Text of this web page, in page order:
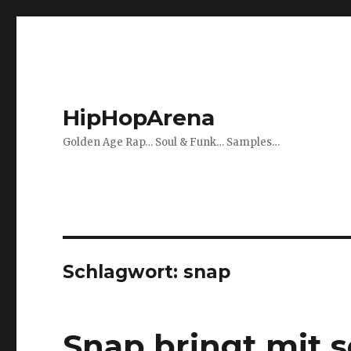
HipHopArena
Golden Age Rap… Soul & Funk… Samples…
Schlagwort:snap